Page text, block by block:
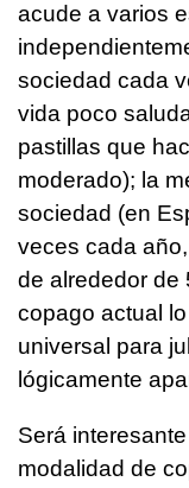
acude a varios
sociedad cada
vida poco
pastillas que
moderado); la
sociedad (en
veces cada
de alrededor de
copago actual
universal para
lógicamente
Será
modalidad de